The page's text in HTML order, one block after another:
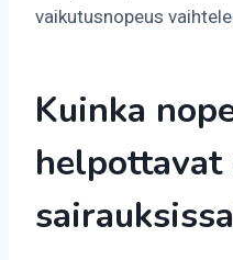
vaikutusnopeus
Kuinka
helpottavat